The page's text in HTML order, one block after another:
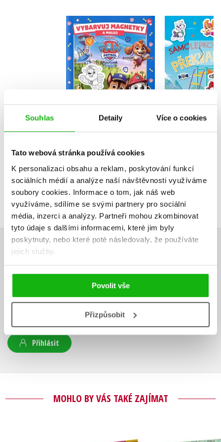
Souhlas Detaily Více o cookies
Tato webová stránka používá cookies
K personalizaci obsahu a reklam, poskytování funkcí
sociálních médií a analýze naší návštěvnosti využíváme
soubory cookies. Informace o tom, jak náš web
využíváme, sdílíme se svými partnery pro sociální
média, inzerci a analýzy. Partneři mohou zkombinovat
tyto údaje s dalšími informacemi, které jim byly
poskytnuty, nebo které poté následovaly, že používáte
jejich služby.
Povolit vše
Přizpůsobit
Tlapková patrola -
Vybarvuj magnetky
Kolektiv
Do košíku
Tlapková
HODNOCENÍ ČTENÁŘŮ
V současné době nejsou vytvořena žádná uživatelská hodnocení.
Vaše hodnocení
Uživatelskou recenzi mohou vkládat pouze registrovaní uživatelé
Přihlásit
MOHLO BY VÁS TAKÉ ZAJÍMAT